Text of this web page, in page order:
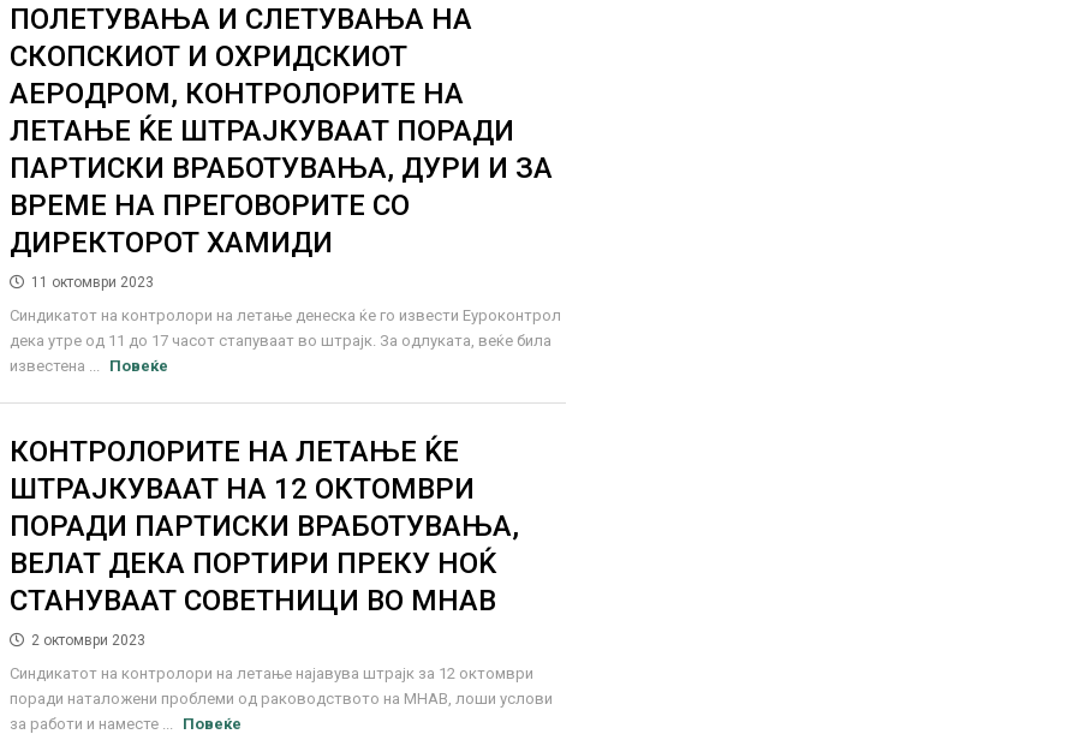
ПОЛЕТУВАЊА И СЛЕТУВАЊА НА
СКОПСКИОТ И ОХРИДСКИОТ
АЕРОДРОМ, КОНТРОЛОРИТЕ НА
ЛЕТАЊЕ ЌЕ ШТРАЈКУВААТ ПОРАДИ
ПАРТИСКИ ВРАБОТУВАЊА, ДУРИ И ЗА
ВРЕМЕ НА ПРЕГОВОРИТЕ СО
ДИРЕКТОРОТ ХАМИДИ
11 октомври 2023
Синдикатот на контролори на летање денеска ќе го извести Еуроконтрол
дека утре од 11 до 17 часот стапуваат во штрајк. За одлуката, веќе била
известена ...
Повеќе
КОНТРОЛОРИТЕ НА ЛЕТАЊЕ ЌЕ
ШТРАЈКУВААТ НА 12 ОКТОМВРИ
ПОРАДИ ПАРТИСКИ ВРАБОТУВАЊА,
ВЕЛАТ ДЕКА ПОРТИРИ ПРЕКУ НОЌ
СТАНУВААТ СОВЕТНИЦИ ВО МНАВ
2 октомври 2023
Синдикатот на контролори на летање најавува штрајк за 12 октомври
поради наталожени проблеми од раководството на МНАВ, лоши услови
за работи и наместе ...
Повеќе